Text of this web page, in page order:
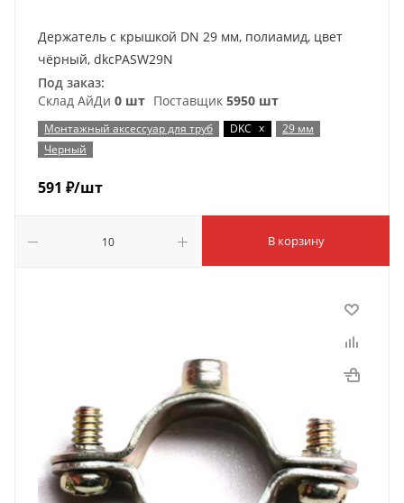
Держатель с крышкой DN 29 мм, полиамид, цвет
чёрный, dkcPASW29N
Под заказ:
Склад АйДи 0 шт Поставщик 5950 шт
Монтажный аксессуар для труб DKC x
29 мм
Черный
591 ₽/шт
В корзину